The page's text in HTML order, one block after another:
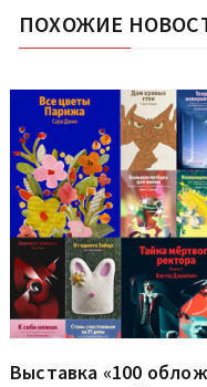
ПОХОЖИЕ
Выставка «100